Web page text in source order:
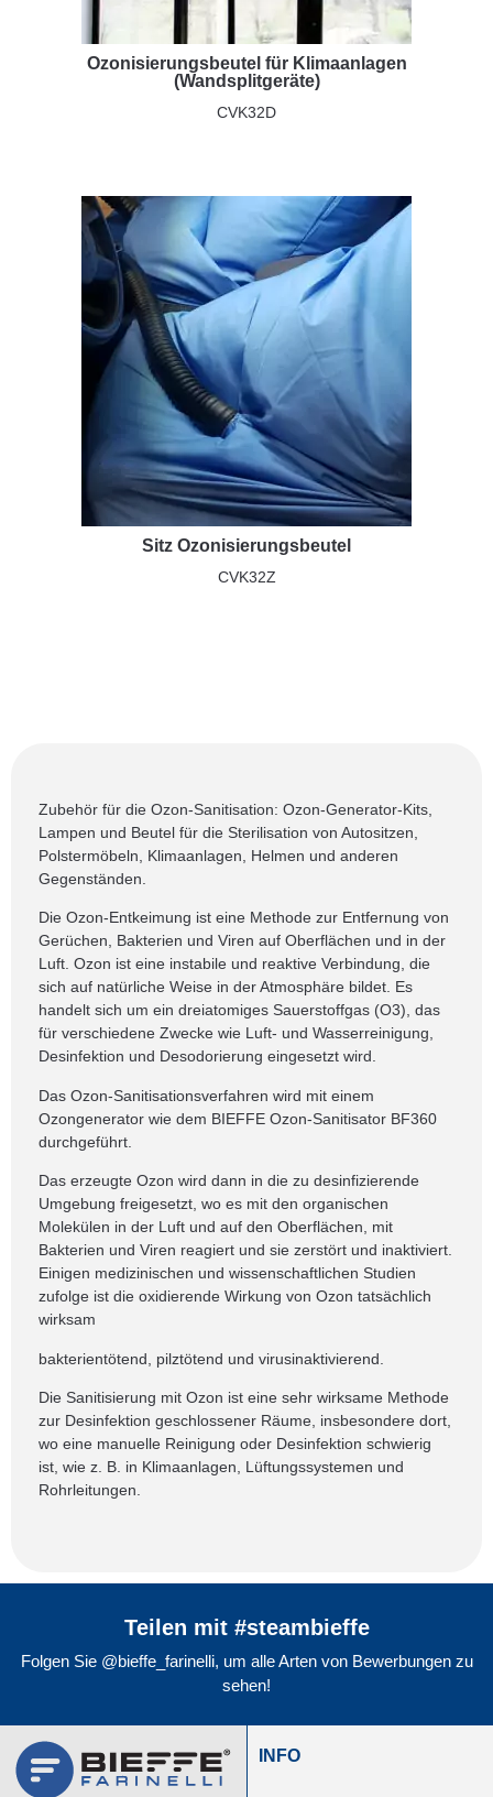
Ozonisierungsbeutel für Klimaanlagen
(Wandsplitgeräte)
CVK32D
Sitz Ozonisierungsbeutel
CVK32Z
Zubehör für die Ozon-Sanitisation: Ozon-Generator-Kits,
Lampen und Beutel für die Sterilisation von Autositzen,
Polstermöbeln, Klimaanlagen, Helmen und anderen
Gegenständen.
Die Ozon-Entkeimung ist eine Methode zur Entfernung von
Gerüchen, Bakterien und Viren auf Oberflächen und in der
Luft. Ozon ist eine instabile und reaktive Verbindung, die
sich auf natürliche Weise in der Atmosphäre bildet. Es
handelt sich um ein dreiatomiges Sauerstoffgas (O3), das
für verschiedene Zwecke wie Luft- und Wasserreinigung,
Desinfektion und Desodorierung eingesetzt wird.
Das Ozon-Sanitisationsverfahren wird mit einem
Ozongenerator wie dem BIEFFE Ozon-Sanitisator BF360
durchgeführt.
Das erzeugte Ozon wird dann in die zu desinfizierende
Umgebung freigesetzt, wo es mit den organischen
Molekülen in der Luft und auf den Oberflächen, mit
Bakterien und Viren reagiert und sie zerstört und inaktiviert.
Einigen medizinischen und wissenschaftlichen Studien
zufolge ist die oxidierende Wirkung von Ozon tatsächlich
wirksam
bakterientötend, pilztötend und virusinaktivierend.
Die Sanitisierung mit Ozon ist eine sehr wirksame Methode
zur Desinfektion geschlossener Räume, insbesondere dort,
wo eine manuelle Reinigung oder Desinfektion schwierig
ist, wie z. B. in Klimaanlagen, Lüftungssystemen und
Rohrleitungen.
Teilen mit #steambieffe
Folgen Sie @bieffe_farinelli, um alle Arten von Bewerbungen zu
sehen!
INFO